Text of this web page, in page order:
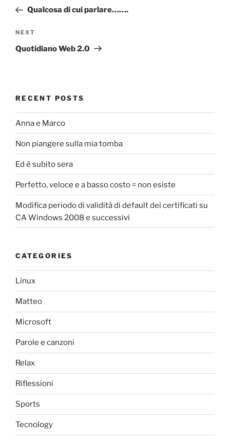
PostQualcosa di cui parlare…….
Next
Post
NEXT
Quotidiano Web 2.0
RECENT POSTS
Anna e Marco
Non piangere sulla mia tomba
Ed è subito sera
Perfetto, veloce e a basso costo = non esiste
Modifica periodo di validità di default dei certificati su
CA Windows 2008 e successivi
CATEGORIES
Linux
Matteo
Microsoft
Parole e canzoni
Relax
Riflessioni
Sports
Tecnology